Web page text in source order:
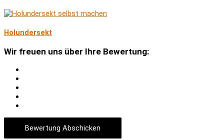
Holundersekt
Wir freuen uns über Ihre Bewertung:
Bewertung Abschicken